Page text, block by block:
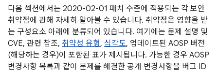
다음 섹션에서는 2020-02-01 패치 수준에 적용되는 각 보안
취약점에 관해 자세히 알아볼 수 있습니다. 취약점은 영향을 받
는 구성요소 아래에 분류되어 있습니다. 여기에는 문제 설명 및
CVE, 관련 참조, 취약성 유형, 심각도, 업데이트된 AOSP 버전
(해당하는 경우)이 포함된 표가 제시됩니다. 가능한 경우 AOSP
변경사항 목록과 같이 문제를 해결한 공개 변경사항을 버그 ID